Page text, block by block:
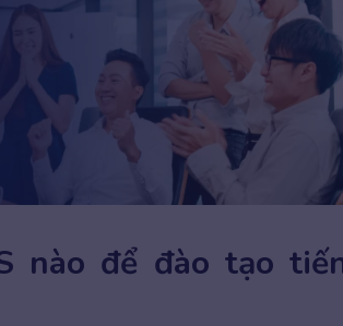
nào để đào tạo